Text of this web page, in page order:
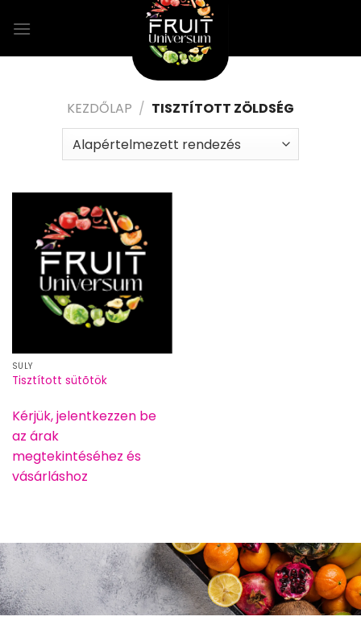
KEZDŐLAP / TISZTÍTOTT ZÖLDSÉG
SÚLY
Tisztított sütõtök
Kérjük, jelentkezzen be
az árak
megtekintéséhez és
vásárláshoz